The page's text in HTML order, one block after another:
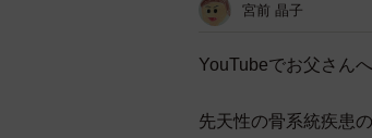
宮前 晶子
YouTubeでお父さん
先天性の骨系統疾患